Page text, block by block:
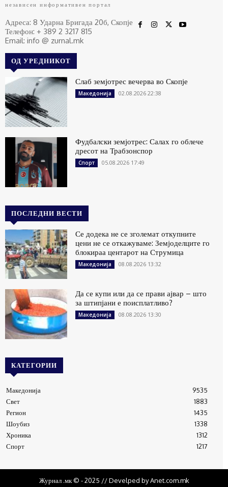
независен информативен портал
Адреса: 8 Ударна Бригада 20б, Скопје
Телефон: + 389 2 3217 815
Email: info @ zurnal.mk
ОД УРЕДНИКОТ
Слаб земјотрес вечерва во Скопје
Македонија 02.08.2026 22:38
Фудбалски земјотрес: Салах го облече
дресот на Трабзонспор
Спорт 05.08.2026 17:49
ПОСЛЕДНИ ВЕСТИ
Се додека не се зголемат откупните
цени не се откажуваме: Земјоделците го
блокираа центарот на Струмица
Македонија 08.08.2026 13:32
Да се купи или да се прави ајвар – што
за штипјани е поисплатливо?
Македонија 08.08.2026 13:30
КАТЕГОРИИ
Македонија
9535
Свет
1883
Регион
1435
Шоубиз
1338
Хроника
1312
Спорт
1217
Журнал .мк © - 2025 // Develped by Anet.com.mk